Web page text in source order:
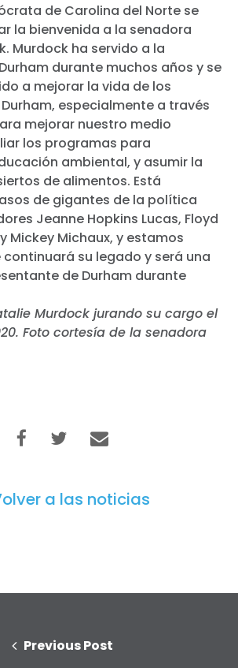
de Carolina del Norte se
la bienvenida a la senadora
Murdock ha servido a la
durante muchos años y se
a mejorar la vida de los
especialmente a través
mejorar nuestro medio
los programas para
ambiental, y asumir la
de alimentos. Está
de gigantes de la política
Jeanne Hopkins Lucas, Floyd
Mickey Michaux, y estamos
continuará su legado y será una
de Durham durante
Murdock jurando su cargo el
Foto cortesía de la senadora
a las noticias
Previous Post